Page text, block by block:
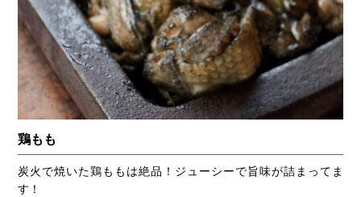
鶏もも
炭火で焼いた鶏ももは絶品！ジューシーで旨味が詰まってま
す！